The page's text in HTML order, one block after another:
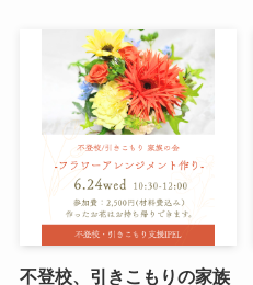
不登校、引きこもりの家族